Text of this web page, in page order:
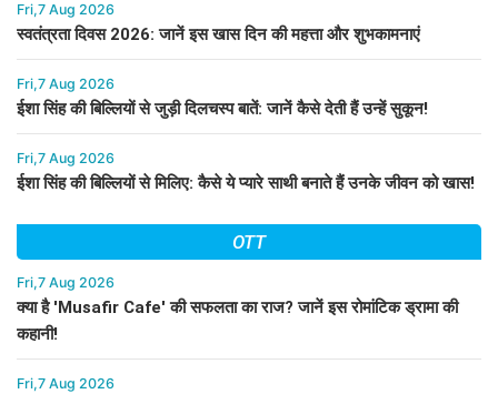
Fri,7 Aug 2026
स्वतंत्रता दिवस 2026: जानें इस खास दिन की महत्ता और शुभकामनाएं
Fri,7 Aug 2026
ईशा सिंह की बिल्लियों से जुड़ी दिलचस्प बातें: जानें कैसे देती हैं उन्हें सुकून!
Fri,7 Aug 2026
ईशा सिंह की बिल्लियों से मिलिए: कैसे ये प्यारे साथी बनाते हैं उनके जीवन को खास!
OTT
Fri,7 Aug 2026
क्या है 'Musafir Cafe' की सफलता का राज? जानें इस रोमांटिक ड्रामा की
कहानी!
Fri,7 Aug 2026